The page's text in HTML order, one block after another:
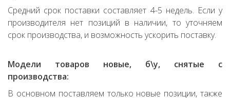
Средний срок поставки составляет 4-5 недель. Если у
производителя нет позиций в наличии, то уточняем
срок производства, и возможность ускорить поставку.
Модели товаров новые, б\у, снятые с
производства:
В основном поставляем только новые позиции, также